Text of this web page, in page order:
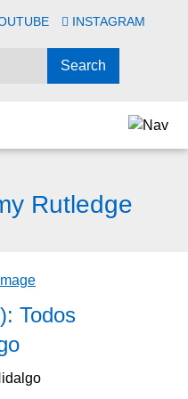
INSTAGRAM
Rutledge
Todos